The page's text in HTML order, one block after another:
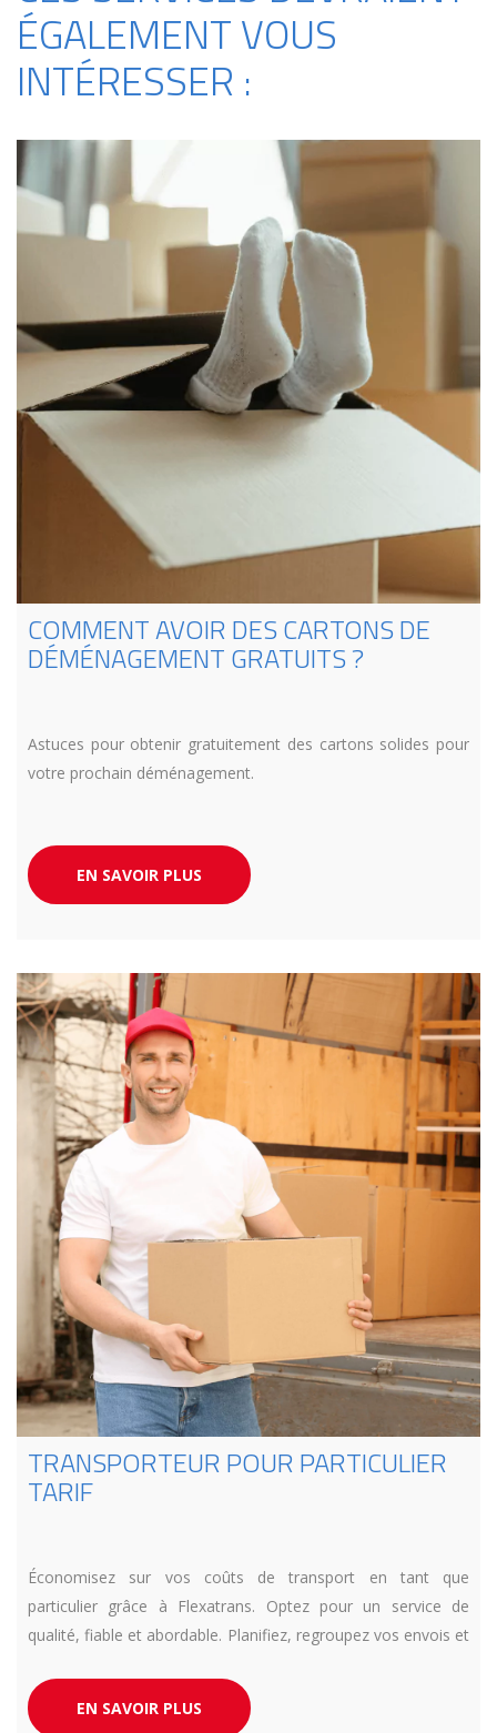
ÉGALEMENT VOUS
INTÉRESSER :
COMMENT AVOIR DES CARTONS DE
DÉMÉNAGEMENT GRATUITS ?
Astuces pour obtenir gratuitement des cartons solides pour
votre prochain déménagement.
EN SAVOIR PLUS
TRANSPORTEUR POUR PARTICULIER
TARIF
Économisez sur vos coûts de transport en tant que
particulier grâce à Flexatrans. Optez pour un service de
qualité, fiable et abordable. Planifiez, regroupez vos envois et
partenaire de confiance pour le transport de vos
marchandises.
EN SAVOIR PLUS